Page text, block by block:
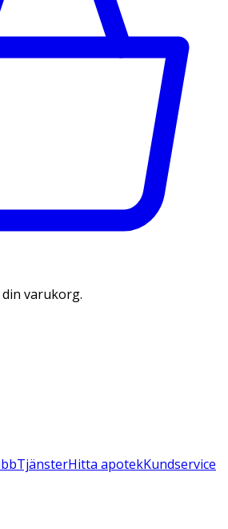
varukorg.
TjänsterHitta apotekKundservice